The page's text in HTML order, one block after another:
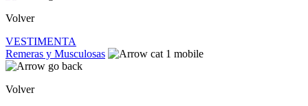
Volver
VESTIMENTA
Remeras y Musculosas
Volver